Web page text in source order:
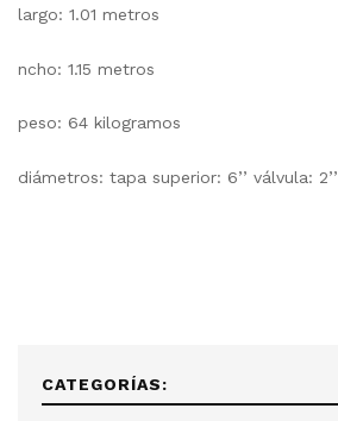
largo: 1.01 metros
ncho: 1.15 metros
peso: 64 kilogramos
diámetros: tapa superior: 6’’ válvula: 2’’
CATEGORÍAS: